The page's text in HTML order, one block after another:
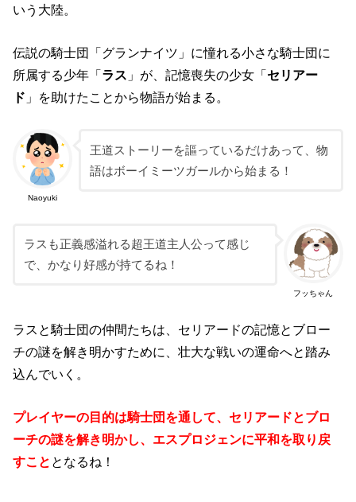
いう大陸。
伝説の騎士団「グランナイツ」に憧れる小さな騎士団に
所属する少年「ラス 」が、記憶喪失の少女「セリアー
ド 」を助けたことから物語が始まる。
Naoyuki
王道ストーリーを謳っているだけあって、物
語はボーイミーツガールから始まる！
フッちゃん
ラスも正義感溢れる超王道主人公って感じ
で、かなり好感が持てるね！
ラスと騎士団の仲間たちは、セリアードの記憶とブロー
チの謎を解き明かすために、壮大な戦いの運命へと踏み
込んでいく。
プレイヤーの目的は騎士団を通して、セリアードとブロ
ーチの謎を解き明かし、エスプロジェンに平和を取り戻
すこと となるね！